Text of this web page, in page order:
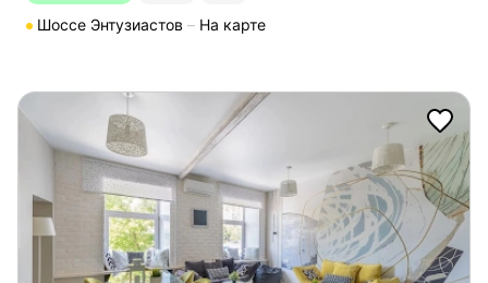
Шоссе Энтузиастов На карте